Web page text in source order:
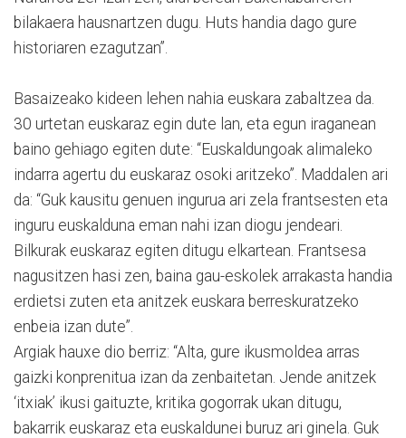
bilakaera hausnartzen dugu. Huts handia dago gure
historiaren ezagutzan”.
Basaizeako kideen lehen nahia euskara zabaltzea da.
30 urtetan euskaraz egin dute lan, eta egun iraganean
baino gehiago egiten dute: “Euskaldungoak alimaleko
indarra agertu du euskaraz osoki aritzeko”. Maddalen ari
da: “Guk kausitu genuen ingurua ari zela frantsesten eta
inguru euskalduna eman nahi izan diogu jendeari.
Bilkurak euskaraz egiten ditugu elkartean. Frantsesa
nagusitzen hasi zen, baina gau-eskolek arrakasta handia
erdietsi zuten eta anitzek euskara berreskuratzeko
enbeia izan dute”.
Argiak hauxe dio berriz: “Alta, gure ikusmoldea arras
gaizki konprenitua izan da zenbaitetan. Jende anitzek
‘itxiak’ ikusi gaituzte, kritika gogorrak ukan ditugu,
bakarrik euskaraz eta euskaldunei buruz ari ginela. Guk